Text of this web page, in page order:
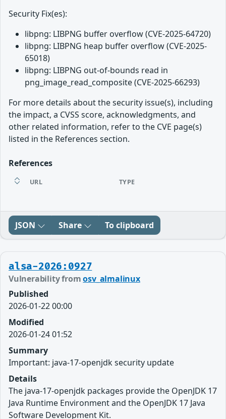
Security Fix(es):
libpng: LIBPNG buffer overflow (CVE-2025-64720)
libpng: LIBPNG heap buffer overflow (CVE-2025-
65018)
libpng: LIBPNG out-of-bounds read in
png_image_read_composite (CVE-2025-66293)
For more details about the security issue(s), including
the impact, a CVSS score, acknowledgments, and
other related information, refer to the CVE page(s)
listed in the References section.
References
URL TYPE
JSON Share To clipboard
alsa-2026:0927
Vulnerability fromosv_almalinux
Published
2026-01-22 00:00
Modified
2026-01-24 01:52
Summary
Important: java-17-openjdk security update
Details
The java-17-openjdk packages provide the OpenJDK 17
Java Runtime Environment and the OpenJDK 17 Java
Software Development Kit.